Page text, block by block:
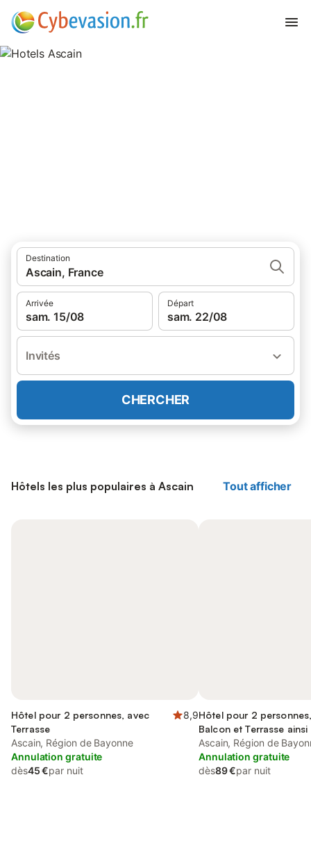
Destination
Ascain, France
Arrivée
sam. 15/08
Départ
sam. 22/08
Invités
CHERCHER
Hôtels les plus populaires à Ascain Tout afficher
Hôtel pour 2 personnes, avec
Terrasse
8,9
Ascain, Région de Bayonne
Annulation gratuite
dès45 €par nuit
Hôtel pour 2
Balcon et Terrasse ainsi
Jardin et Vue
Ascain, Région de
Annulation gratuite
dès89 €par nuit